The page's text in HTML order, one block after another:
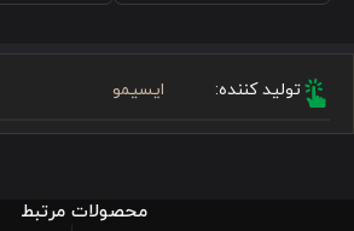
تولید کننده: ایسیمو
محصولات مرتبط